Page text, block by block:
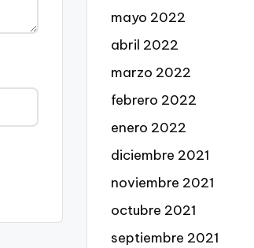
mayo 2022
abril 2022
marzo 2022
febrero 2022
enero 2022
diciembre 2021
noviembre 2021
octubre 2021
septiembre 2021